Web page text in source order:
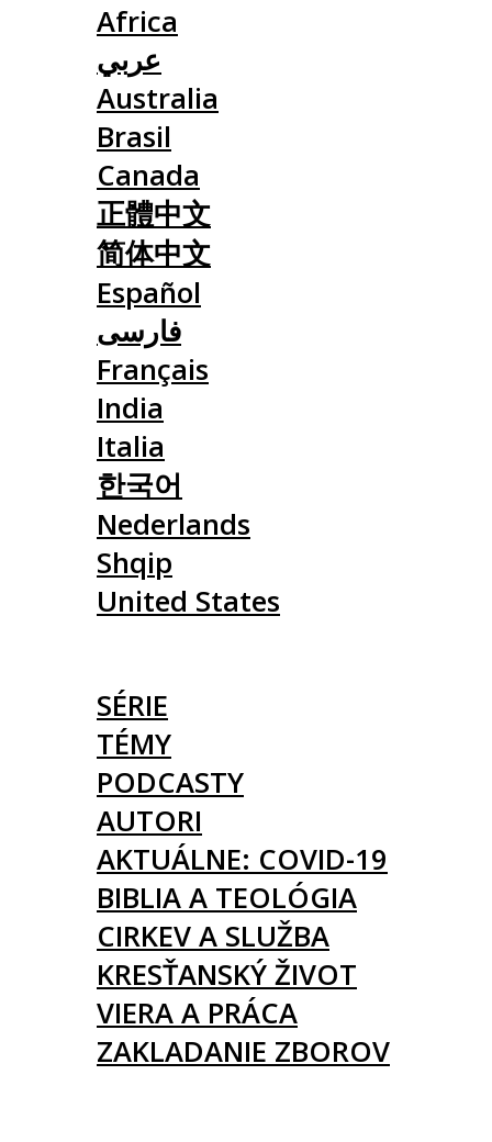
Africa
عربي
Australia
Brasil
Canada
正體中文
简体中文
Español
فارسی
Français
India
Italia
한국어
Nederlands
Shqip
United States
SÉRIE
TÉMY
PODCASTY
AUTORI
AKTUÁLNE: COVID-19
BIBLIA A TEOLÓGIA
CIRKEV A SLUŽBA
KRESŤANSKÝ ŽIVOT
VIERA A PRÁCA
ZAKLADANIE ZBOROV